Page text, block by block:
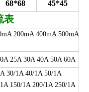
68*68 45*45
表
200mA 400mA 500mA
25A 30A 40A 50A 60A
30/1A 40/1A 50/1A
150/1A 200/1A 250/1A